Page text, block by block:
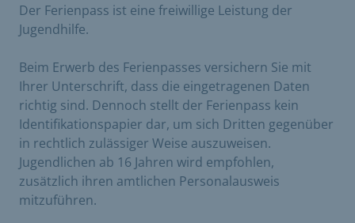
Der Ferienpass ist eine freiwillige Leistung der
Jugendhilfe.
Beim Erwerb des Ferienpasses versichern Sie mit
Ihrer Unterschrift, dass die eingetragenen Daten
richtig sind. Dennoch stellt der Ferienpass kein
Identifikationspapier dar, um sich Dritten gegenüber
in rechtlich zulässiger Weise auszuweisen.
Jugendlichen ab 16 Jahren wird empfohlen,
zusätzlich ihren amtlichen Personalausweis
mitzuführen.